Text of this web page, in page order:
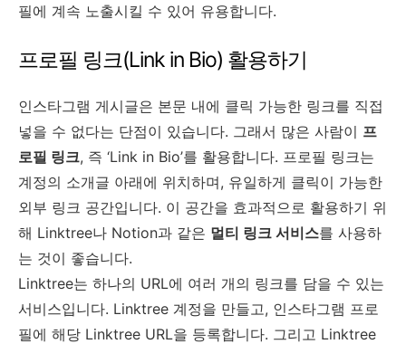
필에 계속 노출시킬 수 있어 유용합니다.
프로필 링크(Link in Bio) 활용하기
인스타그램 게시글은 본문 내에 클릭 가능한 링크를 직접
넣을 수 없다는 단점이 있습니다. 그래서 많은 사람이 프
로필 링크, 즉 ‘Link in Bio’를 활용합니다. 프로필 링크는
계정의 소개글 아래에 위치하며, 유일하게 클릭이 가능한
외부 링크 공간입니다. 이 공간을 효과적으로 활용하기 위
해 Linktree나 Notion과 같은 멀티 링크 서비스를 사용하
는 것이 좋습니다.
Linktree는 하나의 URL에 여러 개의 링크를 담을 수 있는
서비스입니다. Linktree 계정을 만들고, 인스타그램 프로
필에 해당 Linktree URL을 등록합니다. 그리고 Linktree